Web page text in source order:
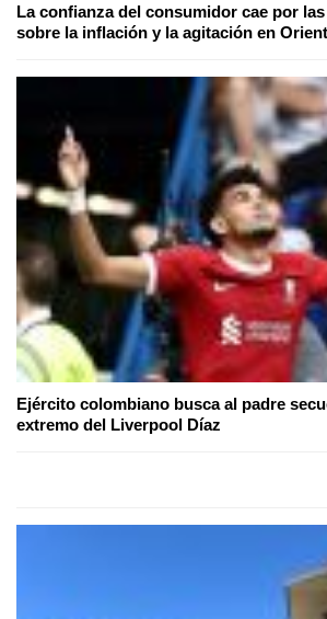
La confianza del consumidor cae por
sobre la inflación y la agitación en
Ejército colombiano busca al padre
extremo del Liverpool Díaz